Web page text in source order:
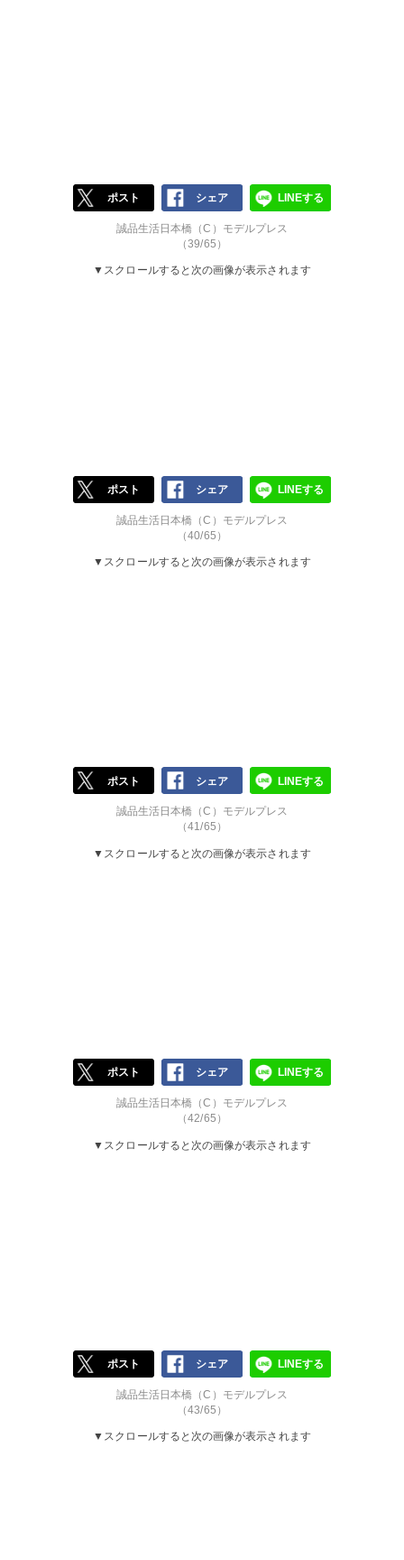
ポスト シェア LINEする
誠品生活日本橋（C）モデルプレス
（39/65）
▼スクロールすると次の画像が表示されます
ポスト シェア LINEする
誠品生活日本橋（C）モデルプレス
（40/65）
▼スクロールすると次の画像が表示されます
ポスト シェア LINEする
誠品生活日本橋（C）モデルプレス
（41/65）
▼スクロールすると次の画像が表示されます
ポスト シェア LINEする
誠品生活日本橋（C）モデルプレス
（42/65）
▼スクロールすると次の画像が表示されます
ポスト シェア LINEする
誠品生活日本橋（C）モデルプレス
（43/65）
▼スクロールすると次の画像が表示されます